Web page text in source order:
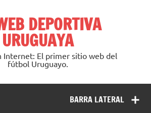
DEPORTIVA
URUGUAYA
Internet: El primer sitio web del
fútbol Uruguayo.
BARRA LATERAL